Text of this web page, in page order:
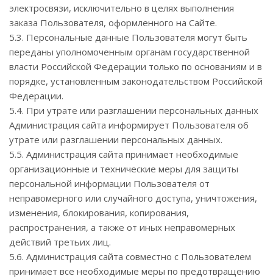
электросвязи, исключительно в целях выполнения
заказа Пользователя, оформленного на Сайте.
5.3. Персональные данные Пользователя могут быть
переданы уполномоченным органам государственной
власти Российской Федерации только по основаниям и в
порядке, установленным законодательством Российской
Федерации.
5.4. При утрате или разглашении персональных данных
Администрация сайта информирует Пользователя об
утрате или разглашении персональных данных.
5.5. Администрация сайта принимает необходимые
организационные и технические меры для защиты
персональной информации Пользователя от
неправомерного или случайного доступа, уничтожения,
изменения, блокирования, копирования,
распространения, а также от иных неправомерных
действий третьих лиц.
5.6. Администрация сайта совместно с Пользователем
принимает все необходимые меры по предотвращению